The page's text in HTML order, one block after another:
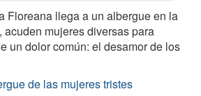
Floreana llega a un albergue en la
mujeres diversas para
un dolor común: el desamor de los
de las mujeres tristes